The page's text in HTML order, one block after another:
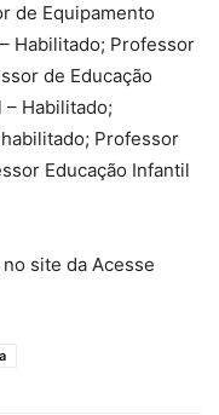
de Equipamento
Habilitado; Professor
de Educação
– Habilitado;
Professor
Educação Infantil
site da Acesse